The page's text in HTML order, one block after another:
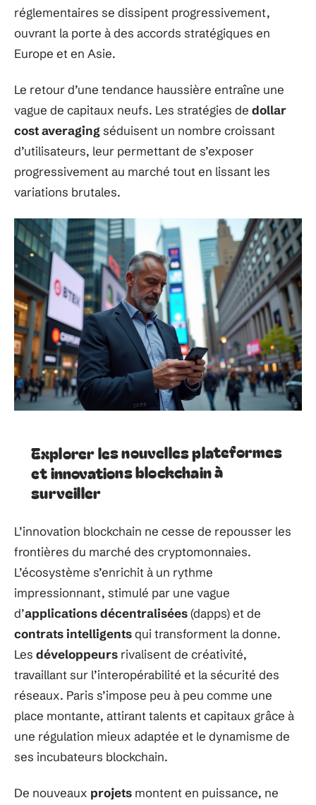
réglementaires se dissipent progressivement,
ouvrant la porte à des accords stratégiques en
Europe et en Asie.
Le retour d’une tendance haussière entraîne une
vague de capitaux neufs. Les stratégies de dollar
cost averaging séduisent un nombre croissant
d’utilisateurs, leur permettant de s’exposer
progressivement au marché tout en lissant les
variations brutales.
Explorer les nouvelles plateformes
et innovations blockchain à
surveiller
L’innovation blockchain ne cesse de repousser les
frontières du marché des cryptomonnaies.
L’écosystème s’enrichit à un rythme
impressionnant, stimulé par une vague
d’applications décentralisées(dapps) et de
contrats intelligentsqui transforment la donne.
Les développeurs rivalisent de créativité,
travaillant sur l’interopérabilité et la sécurité des
réseaux. Paris s’impose peu à peu comme une
place montante, attirant talents et capitaux grâce à
une régulation mieux adaptée et le dynamisme de
ses incubateurs blockchain.
De nouveaux projets montent en puissance, ne